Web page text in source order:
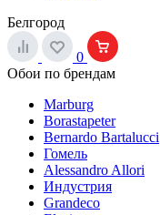
Белгород
0
Обои по брендам
Marburg
Borastapeter
Bernardo Bartalucci
Гомель
Alessandro Allori
Индустрия
Grandeco